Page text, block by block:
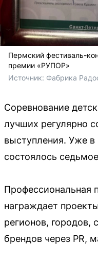
Пермский фестиваль-
премии «РУПОР»
Источник: Фабрика
Соревнование
лучших регулярно
выступления. Уже в
состоялось
Профессиональная
награждает
регионов, городов,
брендов через PR,